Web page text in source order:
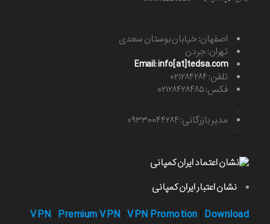
اصفهان: خیابان بوستان سعدی
تهران: جردن
Email: info[at]tedsa.com
تلفن: ۰۲۱۲۸۴۲۸۴
فکس: ۰۲۱۲۸۴۲۸۴۸۵
مدیر بازرگانی: ۰۹۳۳۰۰۴۴۲۸۴
نشان اعتبار ایران کمپانی
VPN Premium VPN VPN Promotion Download